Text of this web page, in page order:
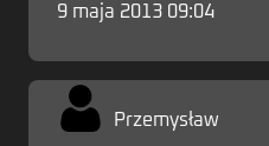
9 maja 2013 09:04
Przemysław